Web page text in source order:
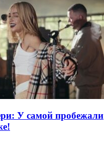
У самой пробежали